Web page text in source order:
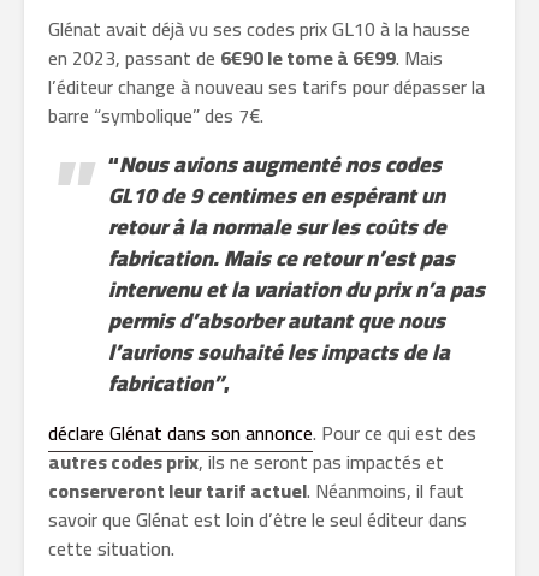
Glénat avait déjà vu ses codes prix GL10 à la hausse
en 2023, passant de 6€90 le tome à 6€99. Mais
l’éditeur change à nouveau ses tarifs pour dépasser la
barre “symbolique” des 7€.
“Nous avions augmenté nos codes
GL10 de 9 centimes en espérant un
retour à la normale sur les coûts de
fabrication. Mais ce retour n’est pas
intervenu et la variation du prix n’a pas
permis d’absorber autant que nous
l’aurions souhaité les impacts de la
fabrication”,
déclare Glénat dans son annonce. Pour ce qui est des
autres codes prix, ils ne seront pas impactés et
conserveront leur tarif actuel. Néanmoins, il faut
savoir que Glénat est loin d’être le seul éditeur dans
cette situation.